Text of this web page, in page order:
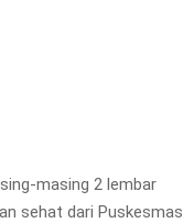
masing 2 lembar
sehat dari Puskesmas